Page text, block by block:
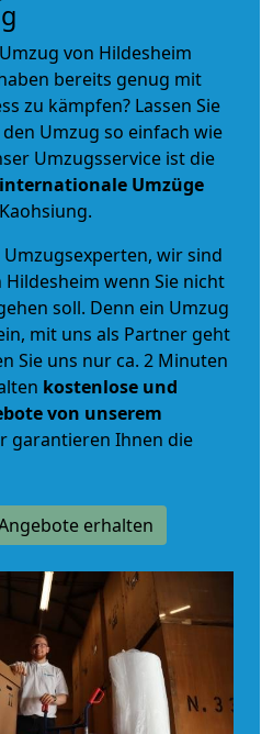
von Hildesheim
bereits genug mit
zu kämpfen? Lassen Sie
Umzug so einfach wie
Umzugsservice ist die
Umzüge
wir sind
wenn Sie nicht
soll. Denn ein Umzug
mit uns als Partner geht
Sie uns nur ca. 2 Minuten
kostenlose und
von unserem
garantieren Ihnen die
erhalten